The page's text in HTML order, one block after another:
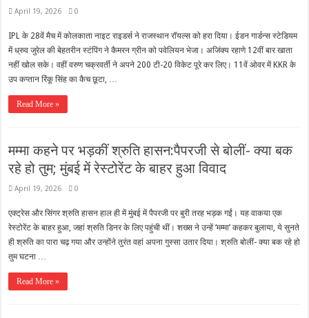
April 19, 2026 0
IPL के 28वें मैच में कोलकाता नाइट राइडर्स ने राजस्थान रॉयल्स को हरा दिया। ईडन गार्डन्स स्टेडियम
में ध्रुव जुरेल की बेहतरीन स्टंपिंग ने कैमरन ग्रीन को पवेलियन भेजा। अजिंक्य रहाणे 12वीं बार खाता
नहीं खोल सके। वहीं वरुण चक्रवर्ती ने अपने 200 टी-20 विकेट पूरे कर लिए। 11वें ओवर में KKR के
उप कप्तान रिंकू सिंह का कैच छूटा, …
Read More »
मम्मा कहने पर भड़कीं श्रुति हासन:पैपरजी से बोलीं- क्या बक
रहे हो तुम; मुंबई में रेस्टोरेंट के बाहर हुआ विवाद
April 19, 2026 0
एक्ट्रेस और सिंगर श्रुति हासन हाल ही में मुंबई में पैपरजी पर बुरी तरह भड़क गईं। यह वाकया एक
रेस्टोरेंट के बाहर हुआ, जहां श्रुति डिनर के लिए पहुंची थीं। शख्स ने उन्हें ‘मम्मा’ कहकर बुलाया, ये सुनते
ही श्रुति का पारा चढ़ गया और उन्होंने तुरंत वहां अपना गुस्सा उतार दिया। श्रुति बोलीं- क्या बक रहे हो
तुम घटना …
Read More »